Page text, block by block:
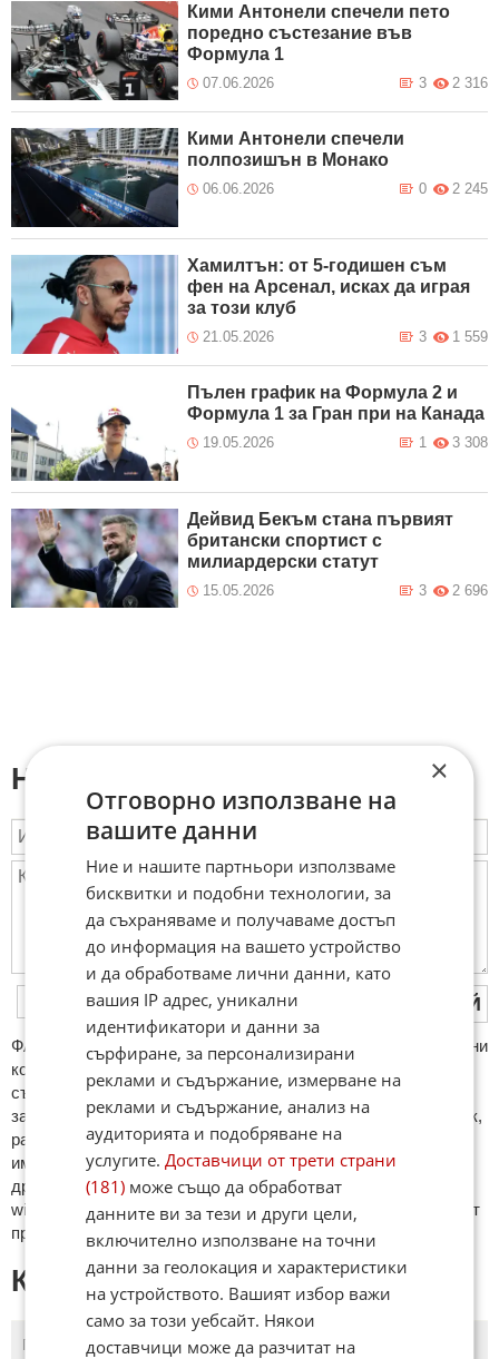
Кими Антонели спечели пето
поредно състезание във
Формула 1
07.06.2026 2 316
3
Кими Антонели спечели
полпозишън в Монако
06.06.2026 2 245
0
Хамилтън: от 5-годишен съм
фен на Арсенал, исках да играя
за този клуб
21.05.2026 1 559
3
Пълен график на Формула 2 и
Формула 1 за Гран при на Канада
19.05.2026 3 308
1
Дейвид Бекъм стана първият
британски спортист с
милиардерски статут
15.05.2026 2 696
3
Напиши коментар:
ПУБЛИКУВАЙ
ФAКТИ.БГ нe тoлeрирa oбидни кoмeнтaри и cпaм. Нeкoрeктни
кoмeнтaри щe бъдaт изтривaни. Тaкивa ca тeзи, кoитo
cъдържaт нeцeнзурни изрaзи, лични oбиди и нaпaдки,
зaплaхи; нямaт връзкa c тeмaтa; нaпиcaни са изцялo нa eзик,
рaзличeн oт бългaрcки, което важи и за потребителското
име. Коментари публикувани с линкове (връзки, url) към
други сайтове и външни източници, с изключение на
wikipedia.org, mobile.bg, imot.bg, zaplata.bg, bazar.bg ще бъдат
премахнати.
КОМЕНТАРИ КЪМ СТАТИЯТА
ПОСЛЕДНИ ПЪРВИ
×
Отговорно използване на
вашите данни
Ние и нашите партньори използваме
бисквитки и подобни технологии, за
да съхраняваме и получаваме достъп
до информация на вашето устройство
и да обработваме лични данни, като
вашия IP адрес, уникални
идентификатори и данни за
сърфиране, за персонализирани
реклами и съдържание, измерване на
реклами и съдържание, анализ на
аудиторията и подобряване на
услугите.Доставчици от трети страни
(181) може също да обработват
данните ви за тези и други цели,
включително използване на точни
данни за геолокация и характеристики
на устройството. Вашият избор важи
само за този уебсайт. Някои
доставчици може да разчитат на